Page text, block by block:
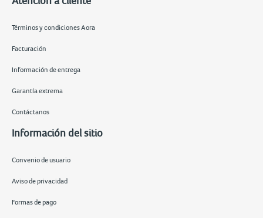
Términos y condiciones Aora
Facturación
Información de entrega
Garantía extrema
Contáctanos
Información del sitio
Convenio de usuario
Aviso de privacidad
Formas de pago